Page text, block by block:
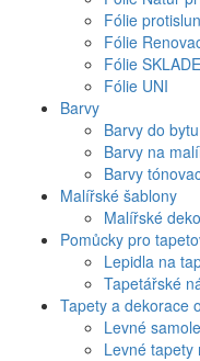
Fólie
Fólie
Fólie
Fólie UNI
Barvy
Barvy do bytu
Barvy na
Barvy
Malířské šablony
Malířské
Pomůcky pro
Lepidla na
Tapetářské
Tapety a dekorace
Levné
Levné tapety